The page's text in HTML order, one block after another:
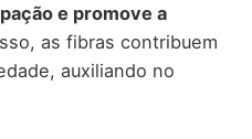
e promove a
as fibras contribuem
auxiliando no